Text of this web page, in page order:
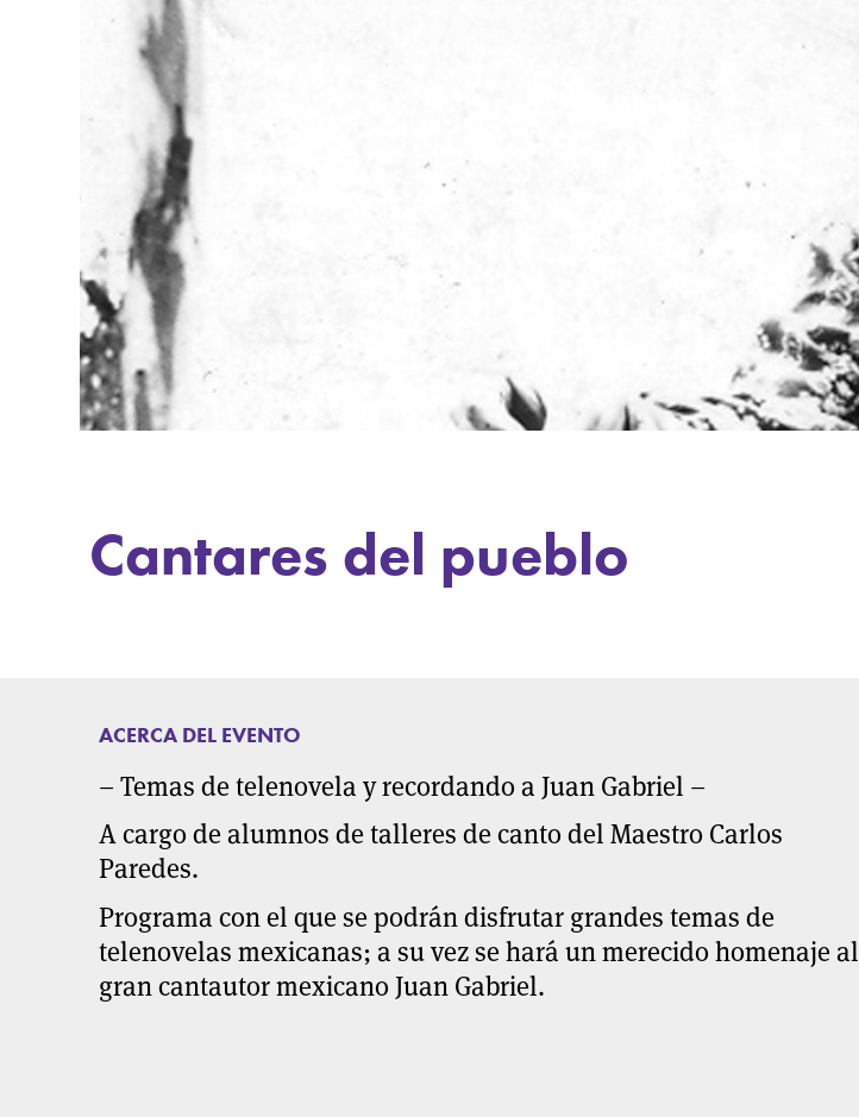
Cantares del pueblo
ACERCA DEL EVENTO
– Temas de telenovela y recordando a Juan Gabriel –
A cargo de alumnos de talleres de canto del Maestro Carlos
Paredes.
Programa con el que se podrán disfrutar grandes temas de
telenovelas mexicanas; a su vez se hará un merecido homenaje al
gran cantautor mexicano Juan Gabriel.